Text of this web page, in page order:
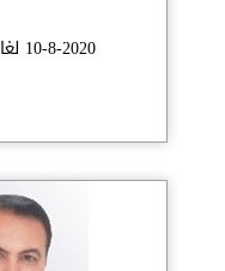
10-8-2020 لغاية 10-8-2025